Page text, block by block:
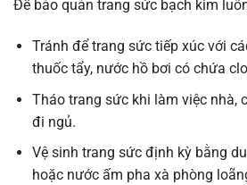
Để bảo quản trang sức bạch kim
Tránh để trang sức tiếp xúc với
thuốc tẩy, nước hồ bơi có chứa
Tháo trang sức khi làm việc nhà,
đi ngủ.
Vệ sinh trang sức định kỳ bằng
hoặc nước ấm pha xà phòng